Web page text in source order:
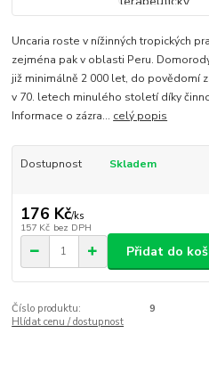
Uncaria roste v nížinných tropických
zejména pak v oblasti Peru.
již minimálně 2 000 let, do povědomí
v 70. letech minulého století díky
Informace o zázra... celý popis
Dostupnost Skladem
176 Kč/ks
157 Kč bez DPH
Přidat do
Číslo produktu:
9
Hlídat cenu / dostupnost